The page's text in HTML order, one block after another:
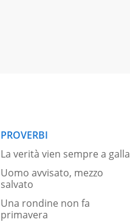
PROVERBI
La verità vien sempre a galla
Uomo avvisato, mezzo
salvato
Una rondine non fa
primavera